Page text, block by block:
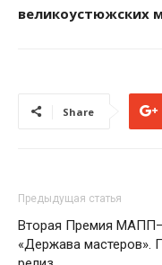
великоустюжских
Share
Предыдущая статья
Вторая Премия
«Держава мастеров».